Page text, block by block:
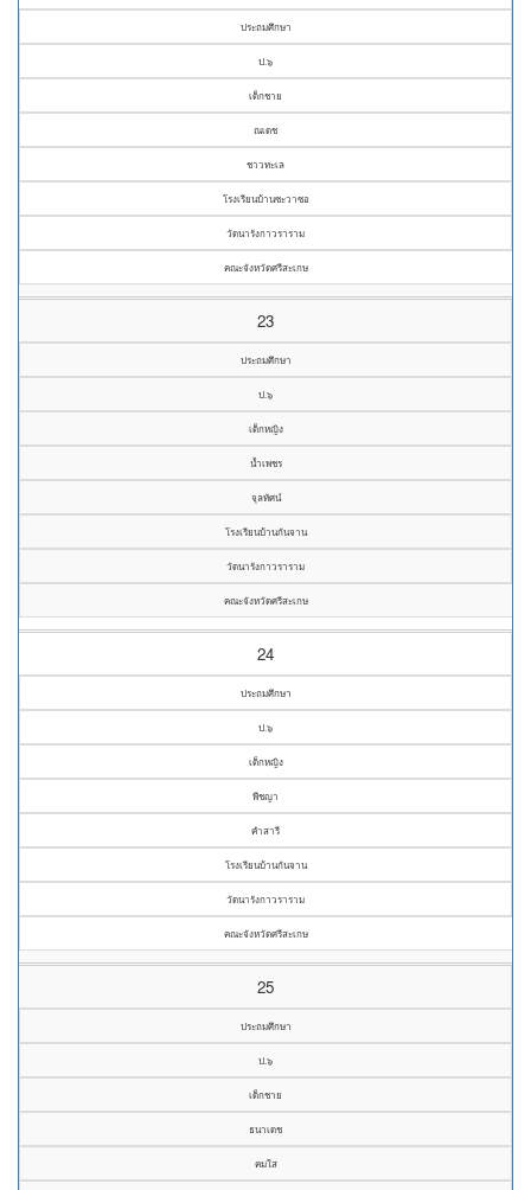
ประถมศึกษา
ป.๖
เด็กชาย
ณเดช
ชาวทะเล
โรงเรียนบ้านซะวาซอ
วัดนารังกาวราราม
คณะจังหวัดศรีสะเกษ
23
ประถมศึกษา
ป.๖
เด็กหญิง
น้ำเพชร
จุลทัศน์
โรงเรียนบ้านกันจาน
วัดนารังกาวราราม
คณะจังหวัดศรีสะเกษ
24
ประถมศึกษา
ป.๖
เด็กหญิง
พีชญา
คำสารี
โรงเรียนบ้านกันจาน
วัดนารังกาวราราม
คณะจังหวัดศรีสะเกษ
25
ประถมศึกษา
ป.๖
เด็กชาย
ธนาเดช
คมใส